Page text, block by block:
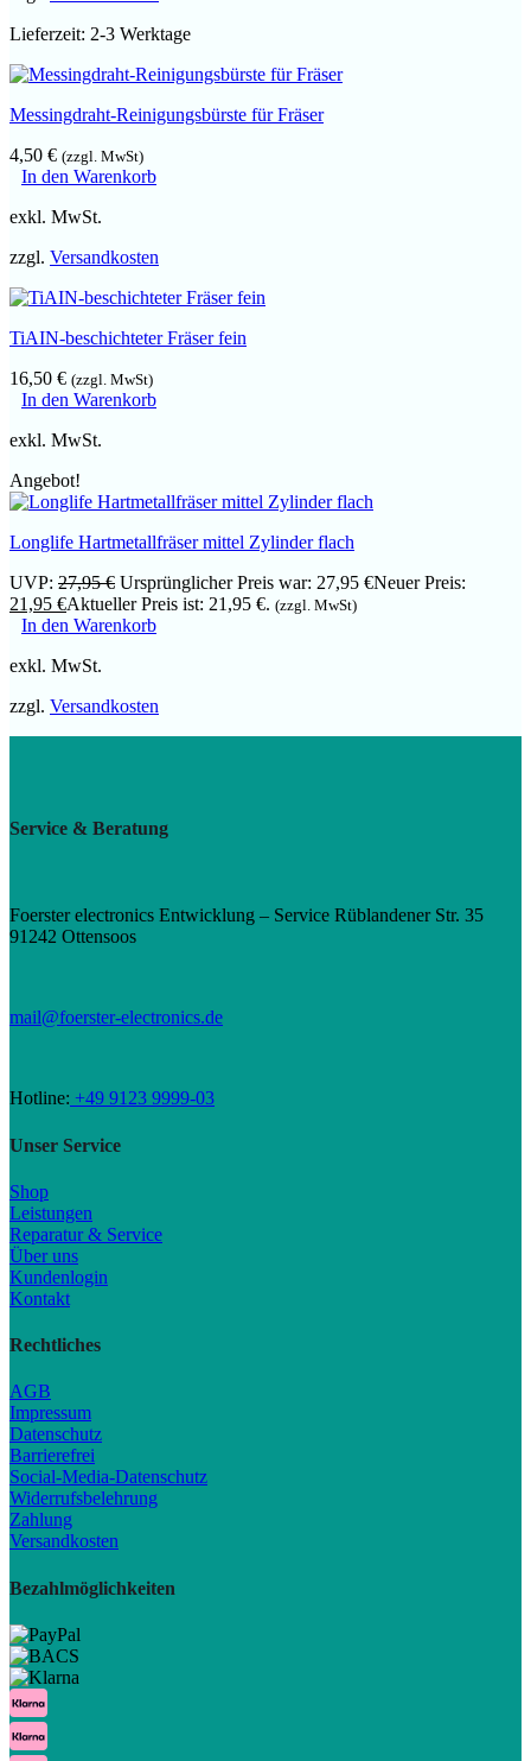
Lieferzeit: 2-3 Werktage
Messingdraht-Reinigungsbürste für Fräser
4,50 € (zzgl. MwSt)
In den Warenkorb
exkl. MwSt.
zzgl. Versandkosten
TiAIN-beschichteter Fräser fein
16,50 € (zzgl. MwSt)
In den Warenkorb
exkl. MwSt.
Angebot!
Longlife Hartmetallfräser mittel Zylinder flach
UVP: 27,95€ Ursprünglicher Preis war: 27,95 €Neuer Preis:
21,95 €Aktueller Preis ist: 21,95 €. (zzgl. MwSt)
In den Warenkorb
exkl. MwSt.
zzgl. Versandkosten
Service & Beratung
Foerster electronics Entwicklung – Service Rüblandener Str. 35
91242 Ottensoos
mail@foerster-electronics.de
Hotline: +49 9123 9999-03
Unser Service
Shop
Leistungen
Reparatur & Service
Über uns
Kundenlogin
Kontakt
Rechtliches
AGB
Impressum
Datenschutz
Barrierefrei
Social-Media-Datenschutz
Widerrufsbelehrung
Zahlung
Versandkosten
Bezahlmöglichkeiten